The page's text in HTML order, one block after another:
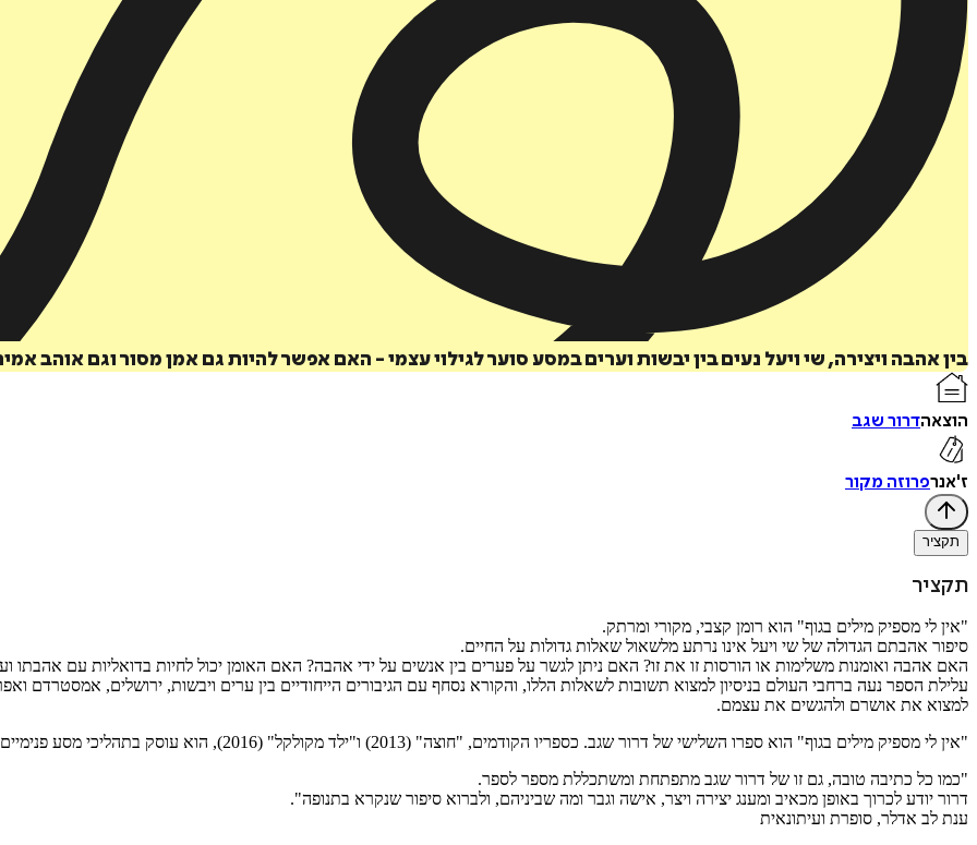
הוספה
בין אהבה ויצירה, שי ויעל נעים בין יבשות וערים במסע סוער לגילוי עצמי - האם אפשר להיות גם אמן מסור וגם אוהב
הוצאהדרור שגב
ז'אנרפרוזה מקור
תקציר
תקציר
"אין לי מספיק מילים בגוף" הוא רומן קצבי, מקורי ומרתק.
סיפור אהבתם הגדולה של שי ויעל אינו נרתע מלשאול שאלות גדולות על החיים.
האם אהבה ואומנות משלימות או הורסות זו את זו? האם ניתן לגשר על פערים בין אנשים על ידי אהבה? האם האומן יכול לחיות בדואליות עם אהבתו
עלילת הספר נעה ברחבי העולם בניסיון למצוא תשובות לשאלות הללו, והקורא נסחף עם הגיבורים הייחודיים בין ערים ויבשות, ירושלים, אמסטרדם
למצוא את אושרם ולהגשים את עצמם.
"אין לי מספיק מילים בגוף" הוא ספרו השלישי של דרור שגב. כספריו הקודמים, "חוצה" (2013) ו"ילד מקולקל" (2016), הוא עוסק בתהליכי מסע פנימיים וחיצוניים של הגוף והנפש.
"כמו כל כתיבה טובה, גם זו של דרור שגב מתפתחת ומשתכללת מספר לספר.
דרור יודע לכרוך באופן מכאיב ומענג יצירה ויצר, אישה וגבר ומה שביניהם, ולברוא סיפור שנקרא בתנופה".
ענת לב אדלר, סופרת ועיתונאית